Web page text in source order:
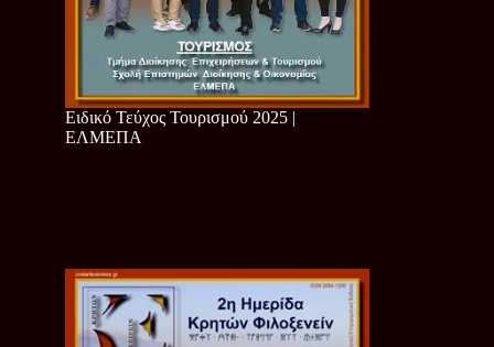
Ειδικό Τεύχος Τουρισμού 2025 |
ΕΛΜΕΠΑ